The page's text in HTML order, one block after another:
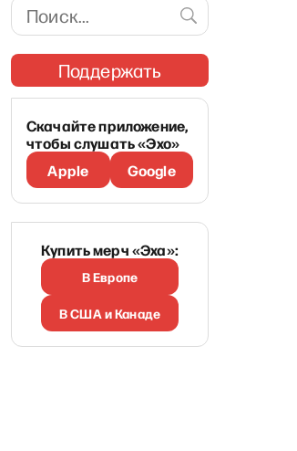
Поддержать
Скачайте приложение,
чтобы слушать «Эхо»
Apple
Google
Купить мерч «Эха»:
В Европе
В США и Канаде